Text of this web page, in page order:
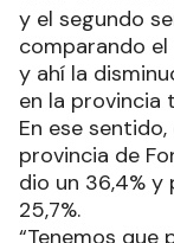
y el segundo
comparando
y ahí la
en la provincia
En ese
provincia de
dio un 36,4% y
25,7%.
“Tenemos que